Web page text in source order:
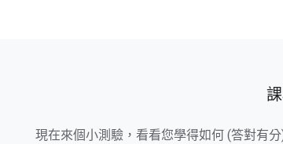
現在來個小測驗，看看您學得如何 (答對有分)